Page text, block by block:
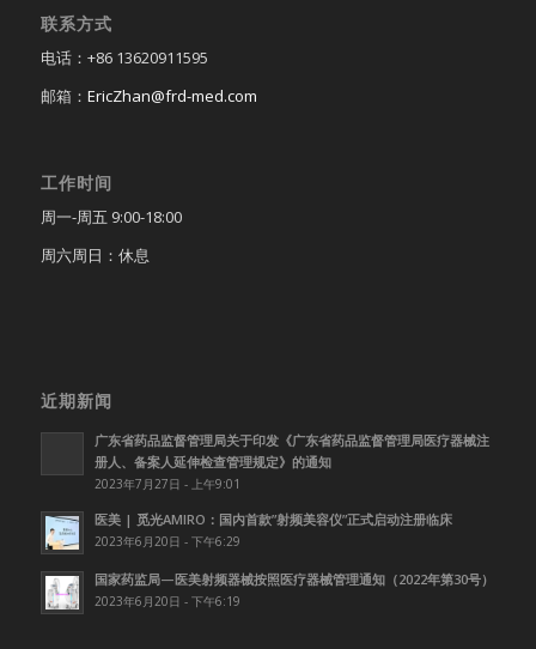
联系方式
电话：+86 13620911595
邮箱： EricZhan@frd-med.com
工作时间
周一-周五 9:00-18:00
周六周日：休息
近期新闻
广东省药品监督管理局关于印发《广东省药品监督管理局医疗器械注
册人、备案人延伸检查管理规定》的通知
2023年7月27日 - 上午9:01
医美 | 觅光AMIRO：国内首款”射频美容仪”正式启动注册临床
2023年6月20日 - 下午6:29
国家药监局—医美射频器械按照医疗器械管理通知（2022年第30号）
2023年6月20日 - 下午6:19